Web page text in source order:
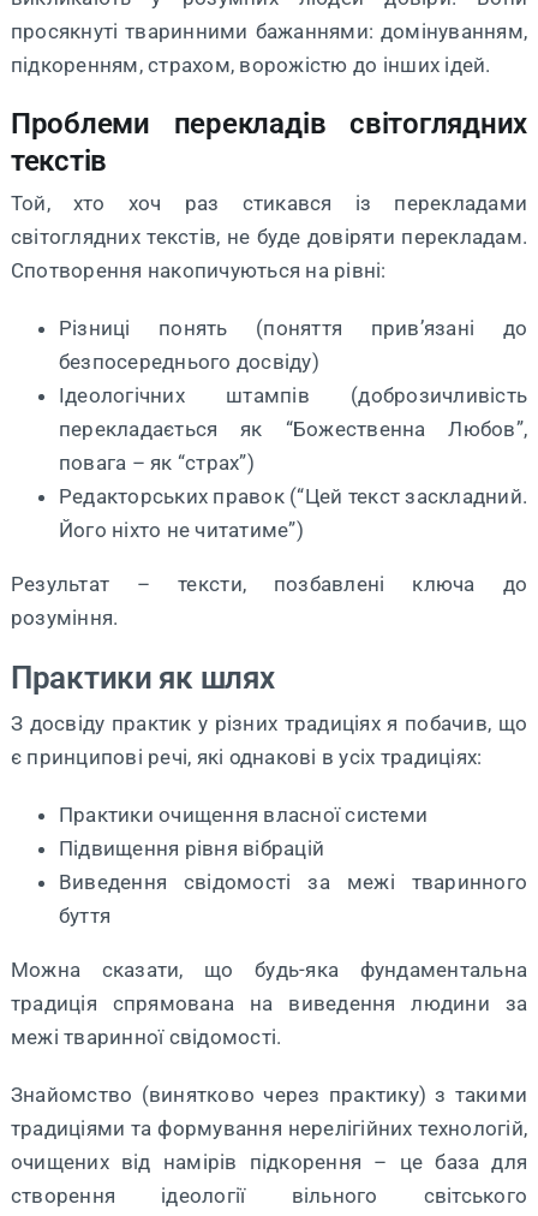
просякнуті тваринними бажаннями: домінуванням,
підкоренням, страхом, ворожістю до інших ідей.
Проблеми перекладів світоглядних
текстів
Той, хто хоч раз стикався із перекладами
світоглядних текстів, не буде довіряти перекладам.
Спотворення накопичуються на рівні:
Різниці понять (поняття прив’язані до
безпосереднього досвіду)
Ідеологічних штампів (доброзичливість
перекладається як “Божественна Любов”,
повага – як “страх”)
Редакторських правок (“Цей текст заскладний.
Його ніхто не читатиме”)
Результат – тексти, позбавлені ключа до
розуміння.
Практики як шлях
З досвіду практик у різних традиціях я побачив, що
є принципові речі, які однакові в усіх традиціях:
Практики очищення власної системи
Підвищення рівня вібрацій
Виведення свідомості за межі тваринного
буття
Можна сказати, що будь-яка фундаментальна
традиція спрямована на виведення людини за
межі тваринної свідомості.
Знайомство (винятково через практику) з такими
традиціями та формування нерелігійних технологій,
очищених від намірів підкорення – це база для
створення ідеології вільного світського